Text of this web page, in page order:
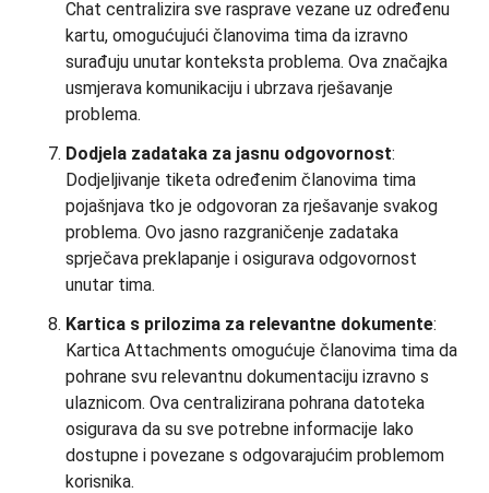
Chat centralizira sve rasprave vezane uz određenu
kartu, omogućujući članovima tima da izravno
surađuju unutar konteksta problema. Ova značajka
usmjerava komunikaciju i ubrzava rješavanje
problema.
Dodjela zadataka za jasnu odgovornost:
Dodjeljivanje tiketa određenim članovima tima
pojašnjava tko je odgovoran za rješavanje svakog
problema. Ovo jasno razgraničenje zadataka
sprječava preklapanje i osigurava odgovornost
unutar tima.
Kartica s prilozima za relevantne dokumente:
Kartica Attachments omogućuje članovima tima da
pohrane svu relevantnu dokumentaciju izravno s
ulaznicom. Ova centralizirana pohrana datoteka
osigurava da su sve potrebne informacije lako
dostupne i povezane s odgovarajućim problemom
korisnika.